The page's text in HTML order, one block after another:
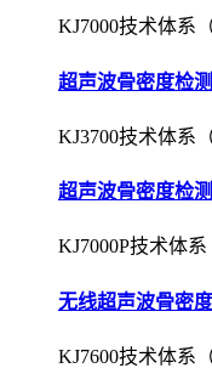
KJ7000技术体系
超声波骨密度检
KJ3700技术体系
超声波骨密度检
KJ7000P技术体系
无线超声波骨密
KJ7600技术体系